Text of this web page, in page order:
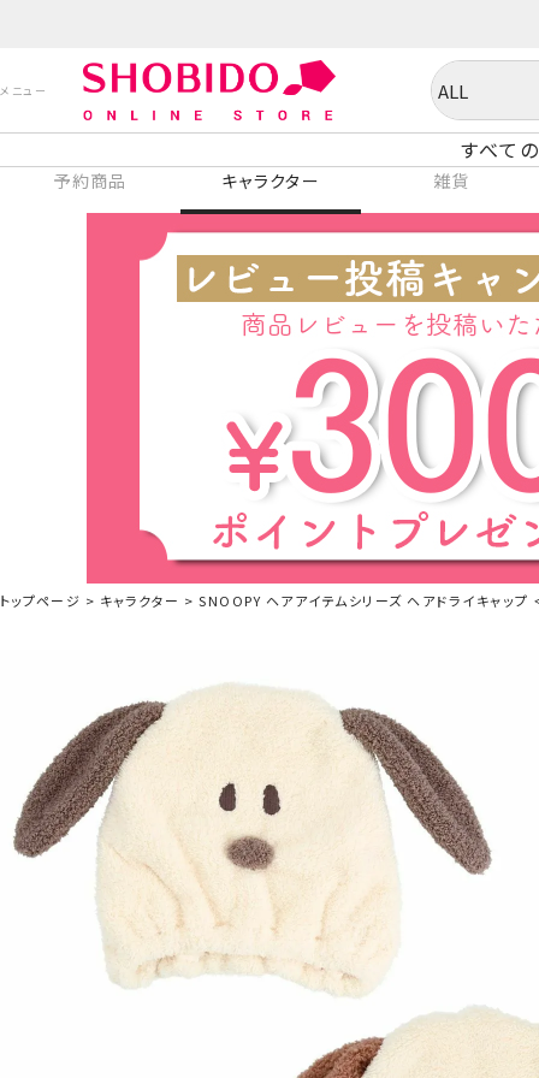
すべて
予約商品 キャラクター 雑貨
トップページ キャラクター SNOOPY ヘアアイテムシリーズ ヘアドライキャッ